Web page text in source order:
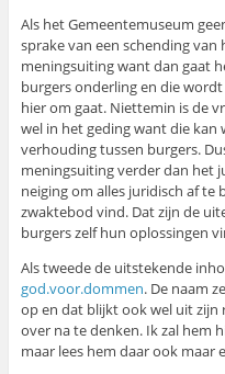
Als het Gemeentemuseum
sprake van een schending
meningsuiting want dan gaat
burgers onderling en die
hier om gaat. Niettemin is de
wel in het geding want die
verhouding tussen burgers.
meningsuiting verder dan het
neiging om alles juridisch af te
zwaktebod vind. Dat zijn de
burgers zelf hun oplossingen
Als tweede de uitstekende
god.voor.dommen. De naam
op en dat blijkt ook wel uit zijn
over na te denken. Ik zal hem
maar lees hem daar ook maar